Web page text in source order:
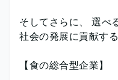
そしてさらに、 選べ
社会の発展に貢献する
【食の総合型企業】